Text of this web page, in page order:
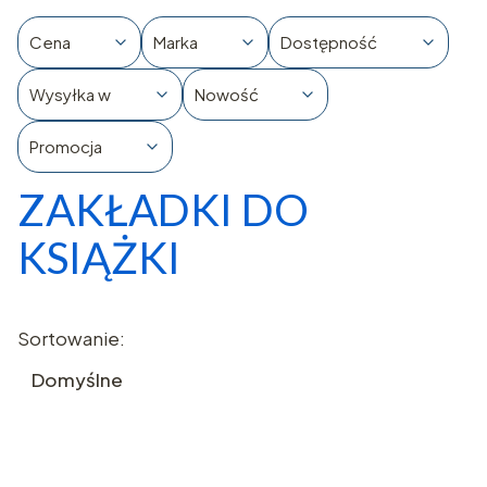
Cena Marka Dostępność
Wysyłka w Nowość
Promocja
Koniec filtrów
ZAKŁADKI DO
KSIĄŻKI
Lista produktów
Sortowanie:
Domyślne